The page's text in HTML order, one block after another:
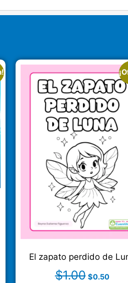
El zapato perdido de
$1.00 $0.50